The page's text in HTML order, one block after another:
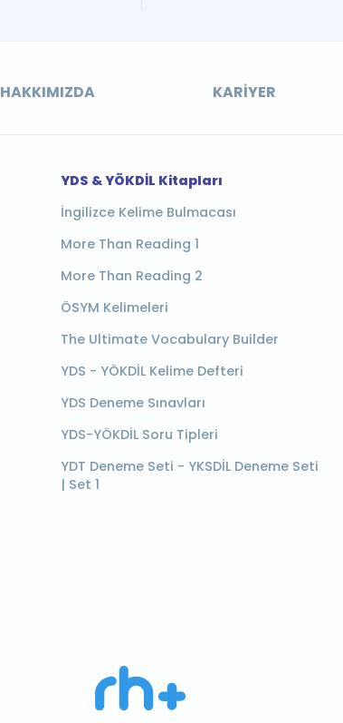
HAKKIMIZDA KARIYER
YDS & YÖKDİL Kitapları
İngilizce Kelime Bulmacası
More Than Reading 1
More Than Reading 2
ÖSYM Kelimeleri
The Ultimate Vocabulary Builder
YDS - YÖKDİL Kelime Defteri
YDS Deneme Sınavları
YDS-YÖKDİL Soru Tipleri
YDT Deneme Seti - YKSDİL Deneme Seti
| Set 1